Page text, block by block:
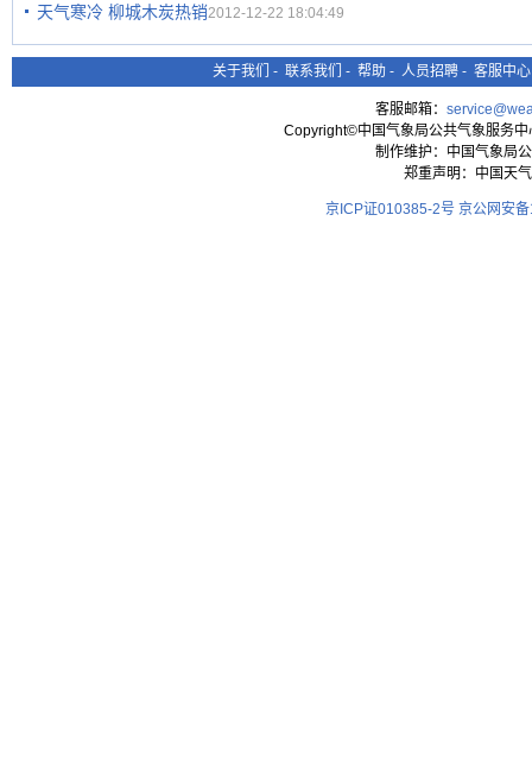
天气寒冷 柳城木炭热销2012-12-22 18:04:49
关于我们 - 联系我们 - 帮助 - 人员招聘 - 客服中心
客服邮箱：
Copyright©中国气象局公共气象服务
制作维护：中国气象局
郑重声明：中国天
京ICP证010385-2号 京公网安